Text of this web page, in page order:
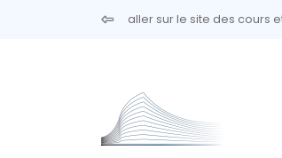
Aller au contenu principalaller sur le site des cours